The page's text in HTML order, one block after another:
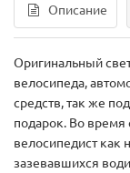
Описание
Оригинальный
велосипеда,
средств, так же
подарок. Во время
велосипедист как
зазевавшихся